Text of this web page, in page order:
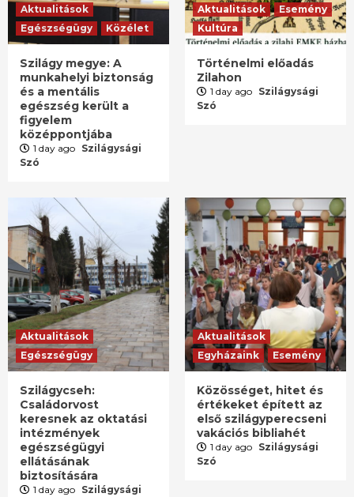
Aktualitások
Egészségügy
Közélet
Szilágy megye: A
munkahelyi biztonság
és a mentális
egészség került a
figyelem
középpontjába
1 day ago Szilágysági
Szó
Aktualitások
Esemény
Kultúra
Történelmi előadás
Zilahon
1 day ago Szilágysági
Szó
Aktualitások
Egészségügy
Szilágycseh:
Családorvost
keresnek az oktatási
intézmények
egészségügyi
ellátásának
biztosítására
1 day ago Szilágysági
Aktualitások
Egyházaink
Esemény
Közösséget, hitet és
értékeket épített az
első szilágyperecseni
vakációs bibliahét
1 day ago Szilágysági
Szó